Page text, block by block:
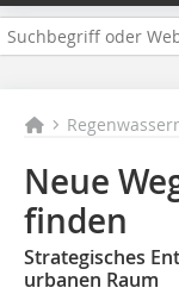
Neue
finden
Strategisches
urbanen Raum